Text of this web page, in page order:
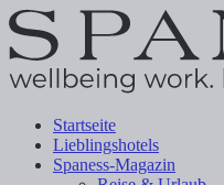
Startseite
Lieblingshotels
Spaness-Magazin